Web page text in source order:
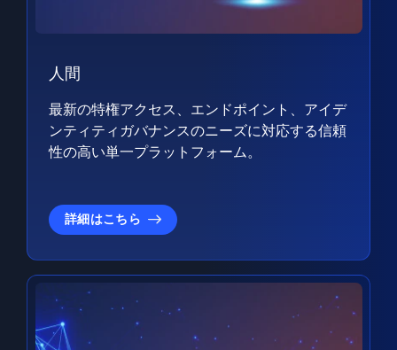
人間
最新の特権アクセス、エンドポイント、アイデ
ンティティガバナンスのニーズに対応する信頼
性の高い単一プラットフォーム。
詳細はこちら